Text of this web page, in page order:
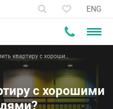
ENG
квартиру с хорошими
с хорошими